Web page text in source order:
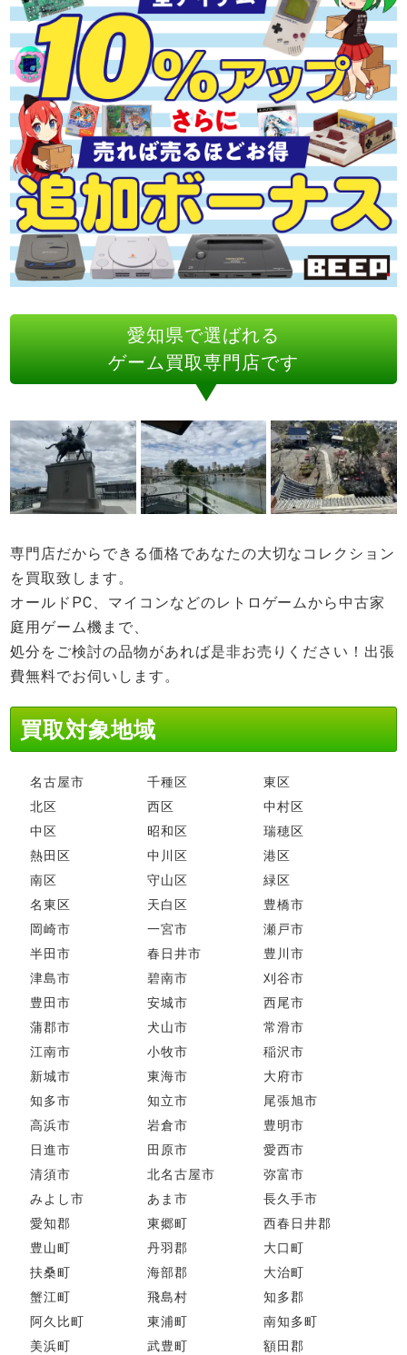
愛知県で選ばれる
ゲーム買取専門店です
専門店だからできる価格であなたの大切なコレクション
を買取致します。
オールドPC、マイコンなどのレトロゲームから中古家
庭用ゲーム機まで、
処分をご検討の品物があれば是非お売りください！出張
費無料でお伺いします。
買取対象地域
名古屋市 千種区
東区
北区
西区
中村区
中区
昭和区
瑞穂区
熱田区
中川区
港区
南区
守山区
緑区
名東区
天白区
豊橋市
岡崎市
一宮市
瀬戸市
半田市
春日井市
豊川市
津島市
碧南市
刈谷市
豊田市
安城市
西尾市
蒲郡市
犬山市
常滑市
江南市
小牧市
稲沢市
新城市
東海市
大府市
知多市
知立市
尾張旭市
高浜市
岩倉市
豊明市
日進市
田原市
愛西市
清須市
北名古屋市
弥富市
みよし市
あま市
長久手市
愛知郡
東郷町
西春日井郡
豊山町
丹羽郡
大口町
扶桑町
海部郡
大治町
蟹江町
飛島村
知多郡
阿久比町
東浦町
南知多町
美浜町
武豊町
額田郡